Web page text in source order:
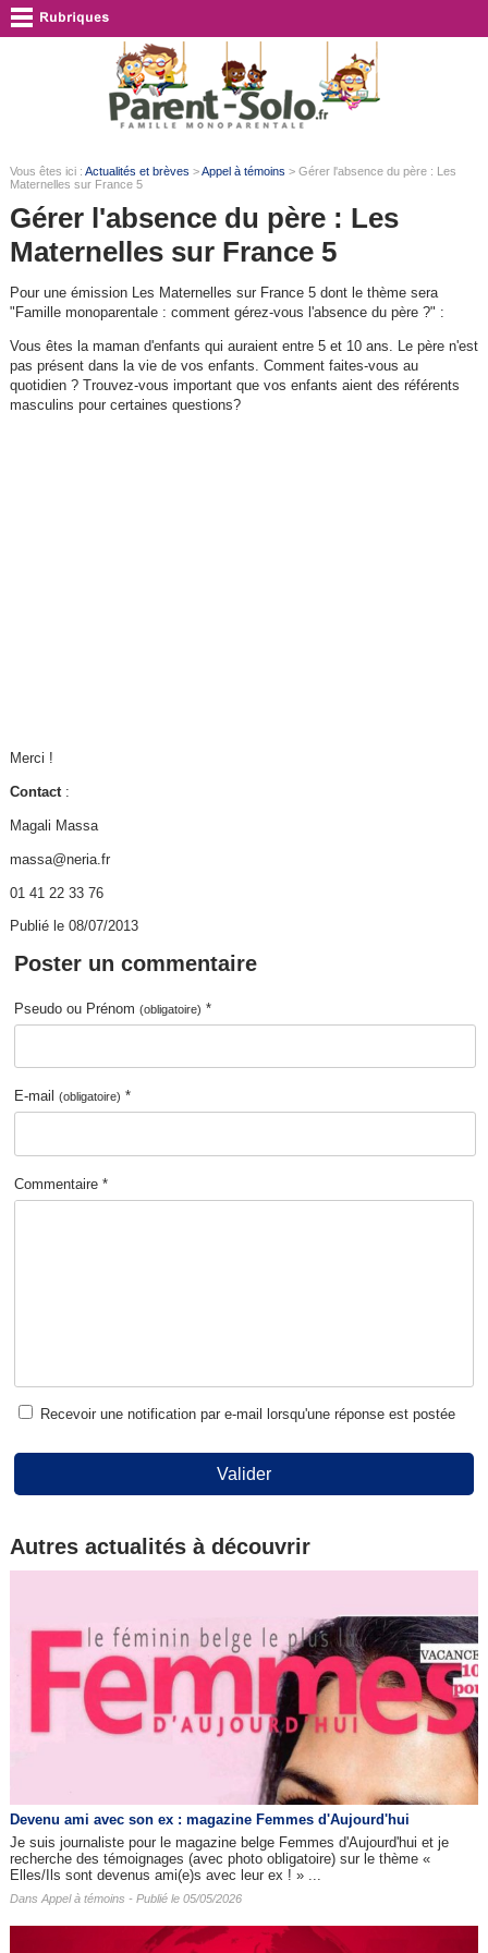
Vous êtes ici : Actualités et brèves >Appel à témoins > Gérer l'absence du père : Les
Maternelles sur France 5
Gérer l'absence du père : Les
Maternelles sur France 5
Pour une émission Les Maternelles sur France 5 dont le thème sera
"Famille monoparentale : comment gérez-vous l'absence du père ?" :
Vous êtes la maman d'enfants qui auraient entre 5 et 10 ans. Le père n'est
pas présent dans la vie de vos enfants. Comment faites-vous au
quotidien ? Trouvez-vous important que vos enfants aient des référents
masculins pour certaines questions?
Merci !
Contact:
Magali Massa
massa@neria.fr
01 41 22 33 76
Publié le 08/07/2013
Poster un commentaire
Pseudo ou Prénom(obligatoire) *
E-mail(obligatoire) *
Commentaire *
Recevoir une notification par e-mail lorsqu'une réponse est postée
Valider
Autres actualités à découvrir
Devenu ami avec son ex : magazine Femmes d'Aujourd'hui
Je suis journaliste pour le magazine belge Femmes d'Aujourd'hui et je
recherche des témoignages (avec photo obligatoire) sur le thème «
Elles/Ils sont devenus ami(e)s avec leur ex ! » ...
Dans Appel à témoins - Publié le 05/05/2026